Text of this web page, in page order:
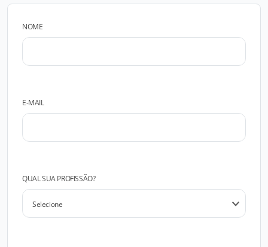
NOME
E-MAIL
QUAL SUA PROFISSÃO?